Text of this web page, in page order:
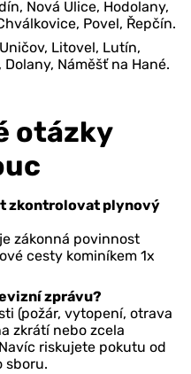
Nová Ulice, Hodolany,
Povel, Řepčín.
Litovel, Lutín,
Náměšť na Hané.
otázky
zkontrolovat plynový
zákonná povinnost
cesty kominíkem 1x
zprávu?
(požár, vytopení, otrava
zkrátí nebo zcela
riskujete pokutu od
sboru.